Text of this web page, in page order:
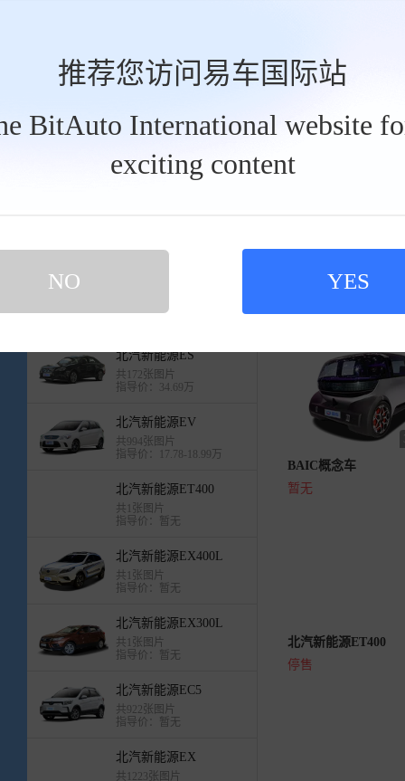
推荐您访问易车国际站
BitAuto International website
exciting content
NO YES
Q
W
北汽新能源EC3
指导价：7.38-7.98万
北汽新能源EH
共10张图片
指导价：5.58万
共595张图片
北汽新能源ES
共172张图片
指导价：34.69万
北汽新能源EV
共994张图片
指导价：17.78-18.99万
北汽新能源ET400
共1张图片
指导价：暂无
北汽新能源EX400L
共1张图片
指导价：暂无
北汽新能源EX300L
共1张图片
指导价：暂无
北汽新能源EC5
共922张图片
指导价：暂无
北汽新能源EX
共1223张图片
北汽新能源EC
5.58万
北汽新能源EV
17.78-18.99万
BAIC概念车
暂无
北汽新能源ET400
停售